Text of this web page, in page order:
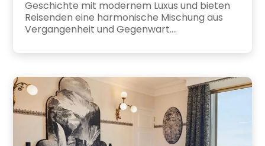
Geschichte mit modernem Luxus und bieten
Reisenden eine harmonische Mischung aus
Vergangenheit und Gegenwart....